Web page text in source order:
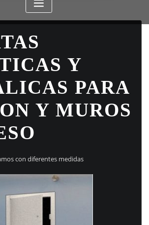
Y
PARA
Y MUROS
con diferentes medidas